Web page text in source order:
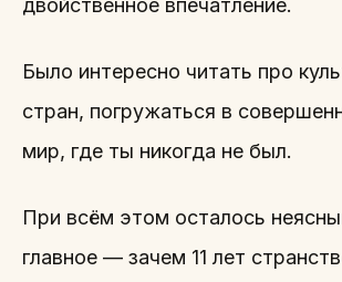
двойственное впечатление.
Было интересно читать про
стран, погружаться в
мир, где ты никогда не был.
При всём этом осталось
главное — зачем 11 лет